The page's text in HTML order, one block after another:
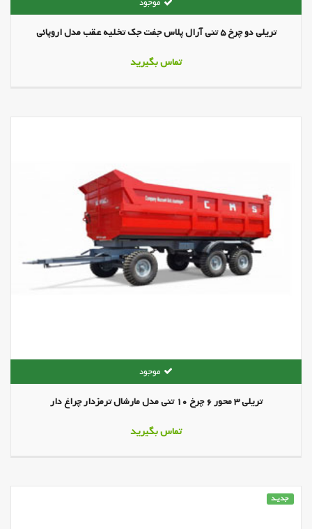
تریلی دو چرخ 5 تنی آرال پلاس جفت جک تخلیه عقب مدل اروپائی
تماس بگیرید
تریلی 3 محور 6 چرخ 10 تنی مدل مارشال ترمزدار چراغ دار
تماس بگیرید
جدیـد